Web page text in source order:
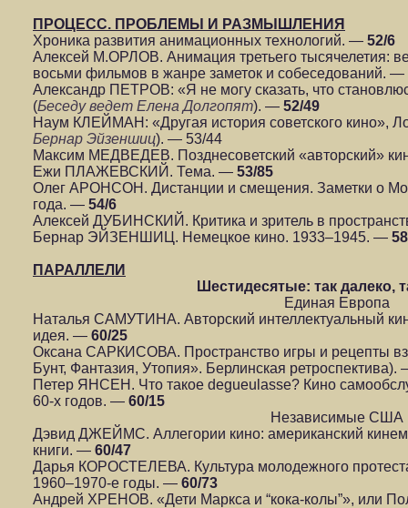
ПРОЦЕСС. ПРОБЛЕМЫ И РАЗМЫШЛЕНИЯ
Хроника развития анимационных технологий. — 52/6
Алексей М.ОРЛОВ. Анимация третьего тысячелетия:
восьми фильмов в жанре заметок и собеседований. —
Александр ПЕТРОВ: «Я не могу сказать, что
(Беседу ведет Елена Долгопят). — 52/49
Наум КЛЕЙМАН: «Другая история советского кино»,
Бернар Эйзеншиц). — 53/44
Максим МЕДВЕДЕВ. Позднесоветский «авторский»
Ежи ПЛАЖЕВСКИЙ. Тема. — 53/85
Олег АРОНСОН. Дистанции и смещения. Заметки о
года. — 54/6
Алексей ДУБИНСКИЙ. Критика и зритель в
Бернар ЭЙЗЕНШИЦ. Немецкое кино. 1933–1945. —
ПАРАЛЛЕЛИ
Шестидесятые: так далеко,
Единая Европа
Наталья САМУТИНА. Авторский интеллектуальный
идея. — 60/25
Оксана САРКИСОВА. Пространство игры и рецепты
Бунт, Фантазия, Утопия». Берлинская
Петер ЯНСЕН. Что такое degueulasse? Кино
60-х годов. — 60/15
Независимые США
Дэвид ДЖЕЙМС. Аллегории кино: американский
книги. — 60/47
Дарья КОРОСТЕЛЕВА. Культура молодежного
1960–1970-е годы. — 60/73
Андрей ХРЕНОВ. «Дети Маркса и “кока-колы”», или